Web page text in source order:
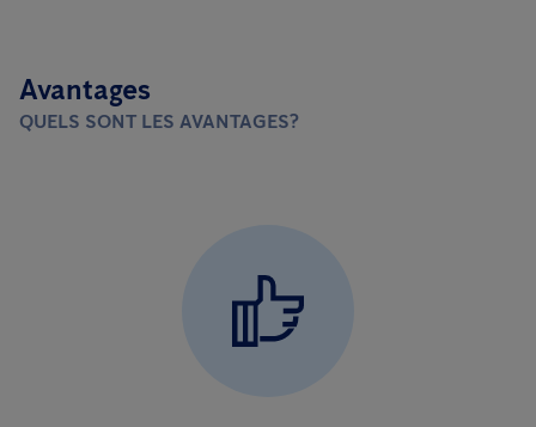
Avantages
QUELS SONT LES AVANTAGES?